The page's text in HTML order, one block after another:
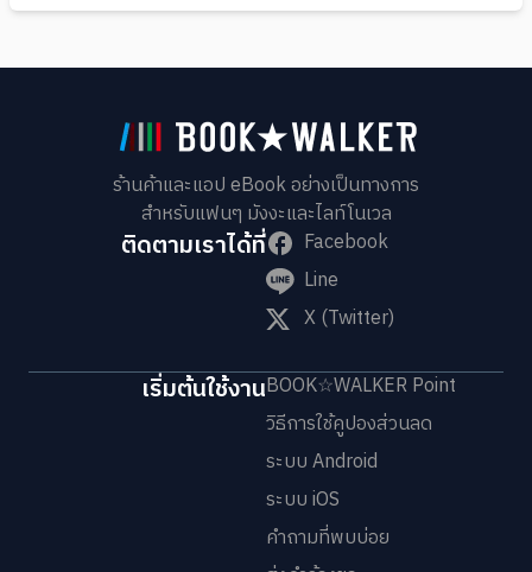
ร้านค้าและแอป eBook อย่างเป็นทางการ
สำหรับแฟนๆ มังงะและไลท์โนเวล
ติดตามเราได้ที่
Facebook
Line
X (Twitter)
เริ่มต้นใช้งานBOOK☆WALKER Point
วิธีการใช้คูปองส่วนลด
ระบบ Android
ระบบ iOS
คำถามที่พบบ่อย